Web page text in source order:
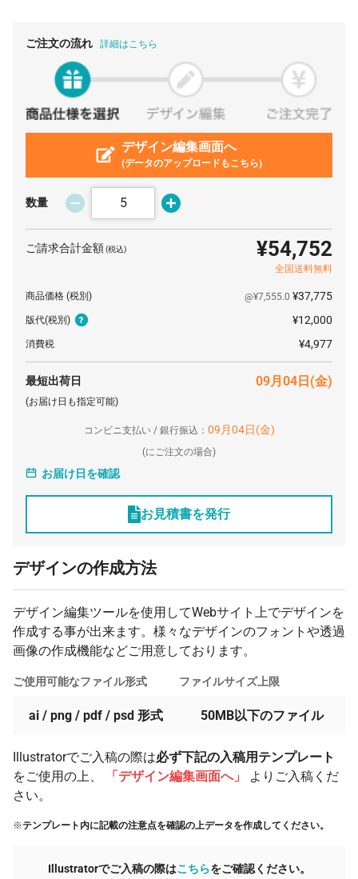
ご注文の流れ 詳細はこちら
デザイン編集画面へ
(データのアップロードもこちら)
数量
ご請求合計金額(税込) ¥54,752
全国送料無料
商品価格 (税別) @¥7,555.0 ¥37,775
版代(税別) ¥12,000
消費税 ¥4,977
最短出荷日 09月04日(金)
(お届け日も指定可能)
コンビニ支払い / 銀行振込： 09月04日(金)
(にご注文の場合)
お届け日を確認
お見積書を発行
デザインの作成方法
デザイン編集ツールを使用してWebサイト上でデザインを
作成する事が出来ます。様々なデザインのフォントや透過
画像の作成機能などご用意しております。
ご使用可能なファイル形式
ai / png / pdf / psd 形式
ファイルサイズ上限
50MB以下のファイル
Illustratorでご入稿の際は必ず下記の入稿用テンプレート
をご使用の上、
「デザイン編集画面へ」
よりご入稿くだ
さい。
※テンプレート内に記載の注意点を確認の上データを作成してください。
Illustratorでご入稿の際はこちらをご確認ください。